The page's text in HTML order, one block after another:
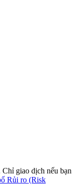
giao dịch nếu bạn
Rủi ro (Risk